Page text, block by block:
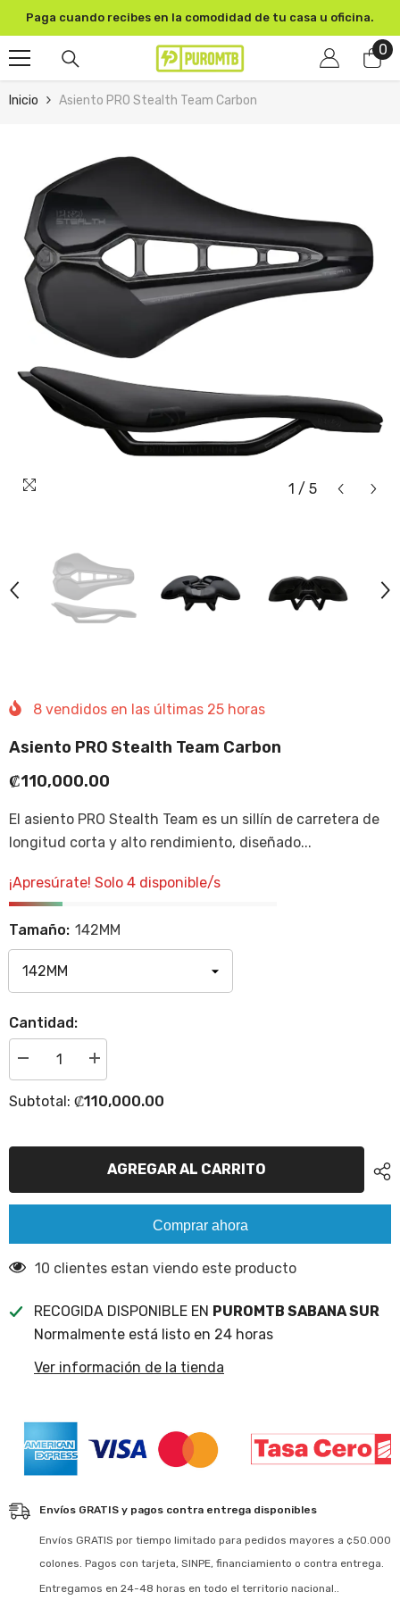
SKIP TO CONTENT
Paga cuando recibes en la comodidad de tu casa u oficina.
00
Inicio Asiento PRO Stealth Team Carbon
1 / 5
8 vendidos en las últimas 25 horas
Asiento PRO Stealth Team Carbon
₡110,000.00
El asiento PRO Stealth Team es un sillín de carretera de
longitud corta y alto rendimiento, diseñado...
¡Apresúrate! Solo 4 disponible/s
Tamaño: 142MM
Cantidad:
Disminuir
cantidad
Asiento
Team
Incrementar
la
para
Stealth
Carbon
Subtotal: ₡110,000.00
AGREGAR AL CARRITO
Comprar ahora
10 clientes estan viendo este producto
RECOGIDA DISPONIBLE EN PUROMTB SABANA SUR
Normalmente está listo en 24 horas
Ver información de la tienda
Envíos GRATIS y pagos contra entrega disponibles
Envíos GRATIS por tiempo limitado para pedidos mayores a ¢50.000
colones. Pagos con tarjeta, SINPE, financiamiento o contra entrega.
Entregamos en 24-48 horas en todo el territorio nacional..